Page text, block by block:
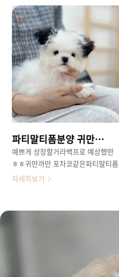
이목구비짧은 머즐까지 전체적인 외
모는 말티즈에 가깝고모색은 푸들의
모색을 딱 물려받은말티푸 하면 대표
적인 스타일이에요!이목구비가 너무
귀엽지않나요ㅎㅎ눈매가 넘 귀여운
하트몬 .. 😚머리에 하트무늬는 우리
아가만의 특별한 매력 포인트ㅋㅋ 1
차접종 완료하고씩씩한 컨디션으로
적응하고 있는 우리 하트몬건강하게
지내다좋은 엄마 아빠 만나쟈 우리!!
파티말티폼분양 귀만까만 포차코 크루엘라
예쁘게 성장할거라백프로 예상했떤
ㅎㅎ귀만까만 포차코같은파티말티폼
크루엘라 😊염색한거같은 모습이너
접종 4차까지 완료한 상태입니다!컸
시절 .. 😚 파티말티폼분양 귀만까망
이 크루엘라귀여운 애 옆에 또 귀여
자세히보기